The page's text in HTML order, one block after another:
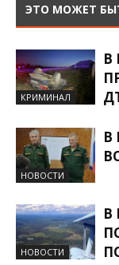
ЭТО МОЖЕТ
КРИМИНАЛ
В
НОВОСТИ
В
НОВОСТИ
В